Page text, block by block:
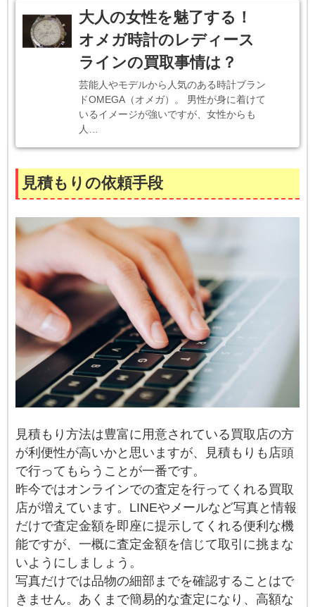
大人の女性を魅了する！
オメガ時計のレディース
ラインの買取事情は？
芸能人やモデルから人気のある時計ブラン
ドOMEGA（オメガ）。 男性が身に着けて
いるイメージが強いですが、女性からも
人…
見積もりの依頼手段
見積もり方法は豊富に用意されている買取店の方
が利便性が高いかと思いますが、見積もりも店頭
で行ってもらうことが一番です。
昨今ではオンラインでの査定を行ってくれる買取
店が増えています。LINEやメールなど写真と情報
だけで査定金額を即座に提示してくれる便利な機
能ですが、一概に査定金額を信じて取引に挑まな
いようにしましょう。
写真だけでは品物の細部までを確認することはで
きません。あくまで簡易的な査定になり、高額な